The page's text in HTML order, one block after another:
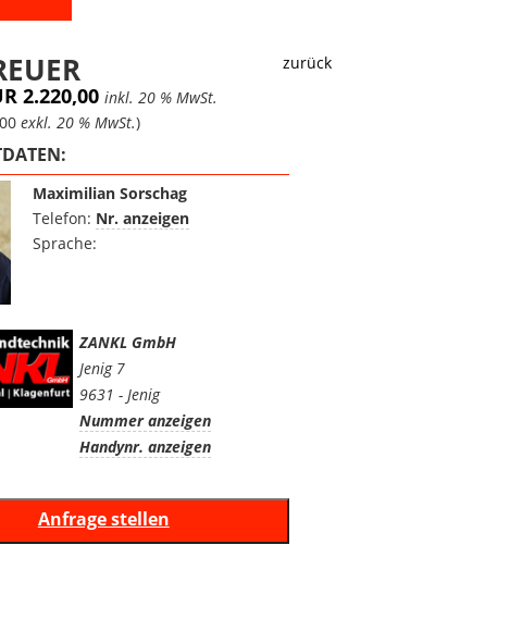
zurück
2.220,00 inkl. 20 % MwSt.
exkl. 20 % MwSt.)
Maximilian Sorschag
Telefon: Nr. anzeigen
Sprache:
ZANKL GmbH
Jenig 7
9631 - Jenig
Nummer anzeigen
Handynr. anzeigen